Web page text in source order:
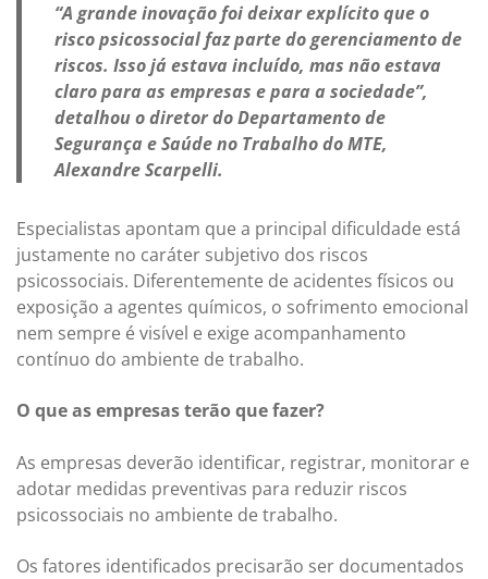
“A grande inovação foi deixar explícito que o
risco psicossocial faz parte do gerenciamento de
riscos. Isso já estava incluído, mas não estava
claro para as empresas e para a sociedade”,
detalhou o diretor do Departamento de
Segurança e Saúde no Trabalho do MTE,
Alexandre Scarpelli.
Especialistas apontam que a principal dificuldade está
justamente no caráter subjetivo dos riscos
psicossociais. Diferentemente de acidentes físicos ou
exposição a agentes químicos, o sofrimento emocional
nem sempre é visível e exige acompanhamento
contínuo do ambiente de trabalho.
O que as empresas terão que fazer?
As empresas deverão identificar, registrar, monitorar e
adotar medidas preventivas para reduzir riscos
psicossociais no ambiente de trabalho.
Os fatores identificados precisarão ser documentados